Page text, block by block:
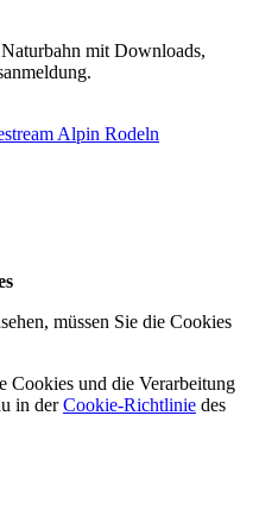
mit Downloads,
Alpin Rodeln
müssen Sie die Cookies
Cookies und die Verarbeitung
in derCookie-Richtlinie des